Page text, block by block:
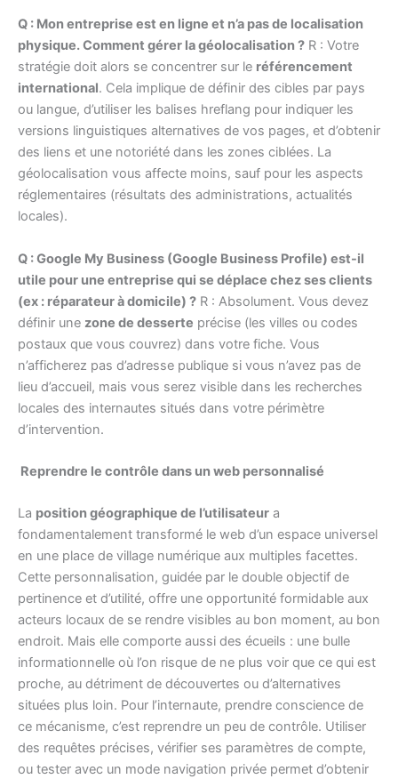
Q : Mon entreprise est en ligne et n’a pas de localisation
physique. Comment gérer la géolocalisation ? R : Votre
stratégie doit alors se concentrer sur le référencement
international. Cela implique de définir des cibles par pays
ou langue, d’utiliser les balises hreflang pour indiquer les
versions linguistiques alternatives de vos pages, et d’obtenir
des liens et une notoriété dans les zones ciblées. La
géolocalisation vous affecte moins, sauf pour les aspects
réglementaires (résultats des administrations, actualités
locales).
Q : Google My Business (Google Business Profile) est-il
utile pour une entreprise qui se déplace chez ses clients
(ex : réparateur à domicile) ? R : Absolument. Vous devez
définir une zone de desserte précise (les villes ou codes
postaux que vous couvrez) dans votre fiche. Vous
n’afficherez pas d’adresse publique si vous n’avez pas de
lieu d’accueil, mais vous serez visible dans les recherches
locales des internautes situés dans votre périmètre
d’intervention.
Reprendre le contrôle dans un web personnalisé
La position géographique de l’utilisateur a
fondamentalement transformé le web d’un espace universel
en une place de village numérique aux multiples facettes.
Cette personnalisation, guidée par le double objectif de
pertinence et d’utilité, offre une opportunité formidable aux
acteurs locaux de se rendre visibles au bon moment, au bon
endroit. Mais elle comporte aussi des écueils : une bulle
informationnelle où l’on risque de ne plus voir que ce qui est
proche, au détriment de découvertes ou d’alternatives
situées plus loin. Pour l’internaute, prendre conscience de
ce mécanisme, c’est reprendre un peu de contrôle. Utiliser
des requêtes précises, vérifier ses paramètres de compte,
ou tester avec un mode navigation privée permet d’obtenir